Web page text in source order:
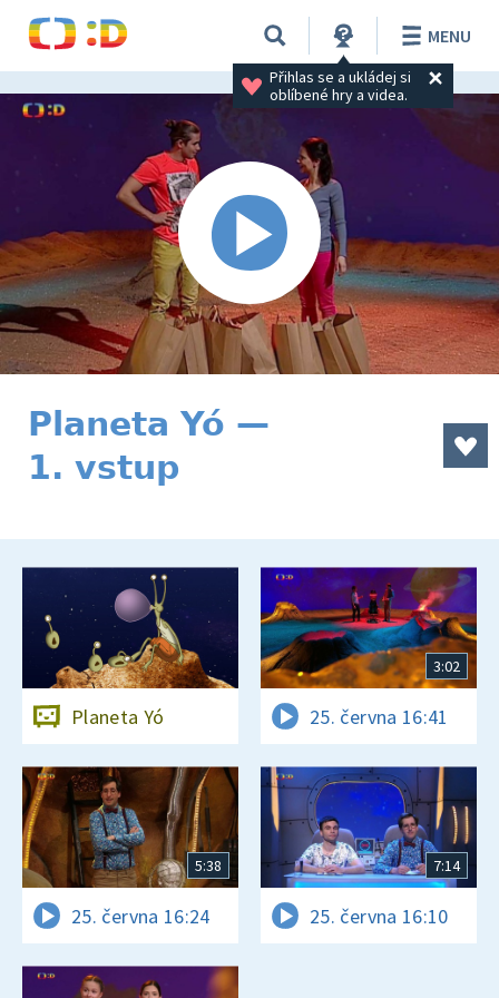
Přihlas se a ukládej si
oblíbené hry a videa.
MENU
Planeta Yó —
1. vstup
Planeta Yó
3:02
25. června 16:41
5:38
25. června 16:24
7:14
25. června 16:10